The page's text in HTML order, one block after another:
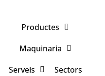
Productes
Maquinaria
Serveis
Sectors